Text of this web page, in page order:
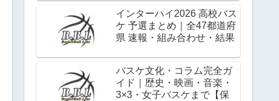
インターハイ2026 高校バス
ケ 予選まとめ｜全47都道府
県 速報・組み合わせ・結果
バスケ文化・コラム完全ガ
イド｜歴史・映画・音楽・
3×3・女子バスケまで【保